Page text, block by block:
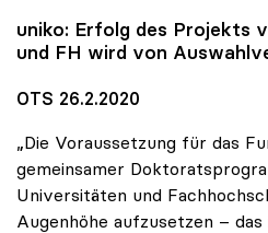
uniko: Erfolg des Projekts
und FH wird von
OTS 26.2.2020
„Die Voraussetzung für das
gemeinsamer
Universitäten und
Augenhöhe aufzusetzen –